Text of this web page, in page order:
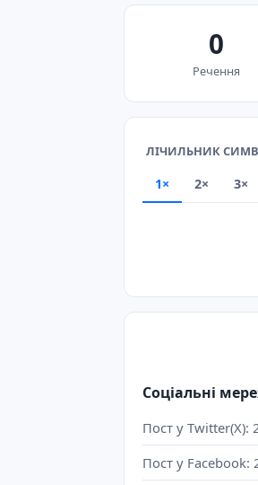
0
Речення
ЛІЧИЛЬНИК
1× 2× 3×
Соціальні
Пост у Twitter(X):
Пост у Facebook: